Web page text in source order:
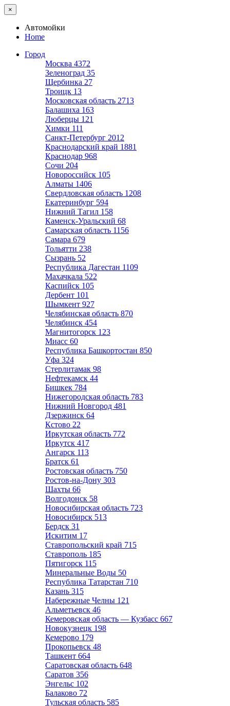
×
Автомойки
Home
Город
Москва 4372
Зеленоград 35
Щербинка 27
Троицк 13
Московская область 2713
Балашиха 163
Люберцы 121
Химки 111
Санкт-Петербург 2012
Краснодарский край 1881
Краснодар 968
Сочи 204
Новороссийск 105
Алматы 1406
Свердловская область 1208
Екатеринбург 594
Нижний Тагил 158
Каменск-Уральский 68
Самарская область 1156
Самара 679
Тольятти 238
Сызрань 52
Республика Дагестан 1109
Махачкала 522
Каспийск 105
Дербент 101
Шымкент 927
Челябинская область 870
Челябинск 454
Магнитогорск 123
Миасс 60
Республика Башкортостан 850
Уфа 324
Стерлитамак 98
Нефтекамск 44
Бишкек 784
Нижегородская область 783
Нижний Новгород 481
Дзержинск 64
Кстово 22
Иркутская область 772
Иркутск 417
Ангарск 113
Братск 61
Ростовская область 750
Ростов-на-Дону 303
Шахты 66
Волгодонск 58
Новосибирская область 723
Новосибирск 513
Бердск 31
Искитим 17
Ставропольский край 715
Ставрополь 185
Пятигорск 115
Минеральные Воды 50
Республика Татарстан 710
Казань 315
Набережные Челны 121
Альметьевск 46
Кемеровская область — Кузбасс 667
Новокузнецк 198
Кемерово 179
Прокопьевск 48
Ташкент 664
Саратовская область 648
Саратов 356
Энгельс 102
Балаково 72
Тульская область 585